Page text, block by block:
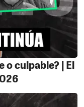
¡Bien por el
de Pisco
electorado. Su
es notoria, y
elecciones
o culpable? | El